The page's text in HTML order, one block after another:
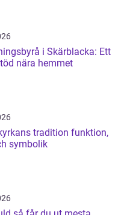
i Skärblacka: Ett
nära hemmet
tradition funktion,
symbolik